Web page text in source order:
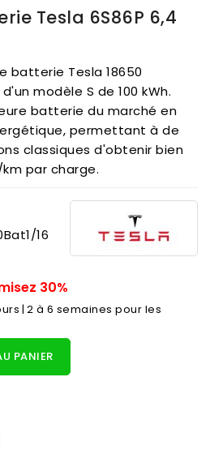
Tesla 6S86P 6,4
batterie Tesla 18650
modèle S de 100 kWh.
batterie du marché en
permettant à de
classiques d'obtenir bien
par charge.
16
30%
| 2 à 6 semaines pour les
PANIER